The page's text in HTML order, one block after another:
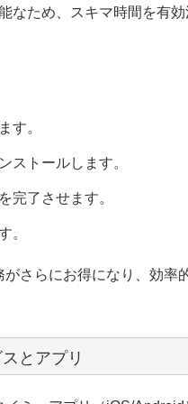
なため、スキマ時間を有効
す。
ストールします。
完了させます。
。
さらにお得になり、効率
とアプリ